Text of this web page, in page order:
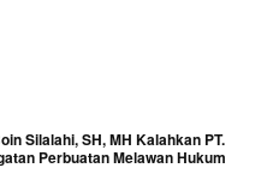
Silalahi, SH, MH Kalahkan PT.
Perbuatan Melawan Hukum